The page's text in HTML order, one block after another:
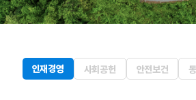
인재경영 사회공헌 안전보건